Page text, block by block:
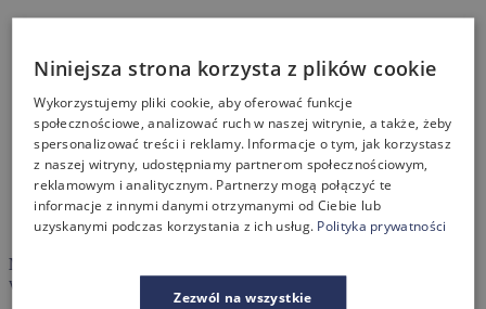
Opis produktu
Dane techniczne
Cennik
Meble biurowe NOMO
wzornicza pozwalają na nowoczesną aranżację biura.
Niniejsza strona korzysta z plików cookie
Wykorzystujemy pliki cookie, aby oferować funkcje
społecznościowe, analizować ruch w naszej witrynie, a także, żeby
spersonalizować treści i reklamy. Informacje o tym, jak korzystasz
z naszej witryny, udostępniamy partnerom społecznościowym,
reklamowym i analitycznym. Partnerzy mogą połączyć te
informacje z innymi danymi otrzymanymi od Ciebie lub
uzyskanymi podczas korzystania z ich usług. Polityka prywatności
Zezwól na wszystkie